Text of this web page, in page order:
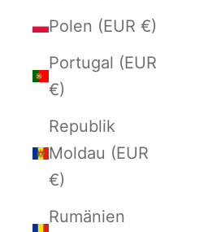
Polen (EUR €)
Portugal (EUR
€)
Republik
Moldau (EUR
€)
Rumänien